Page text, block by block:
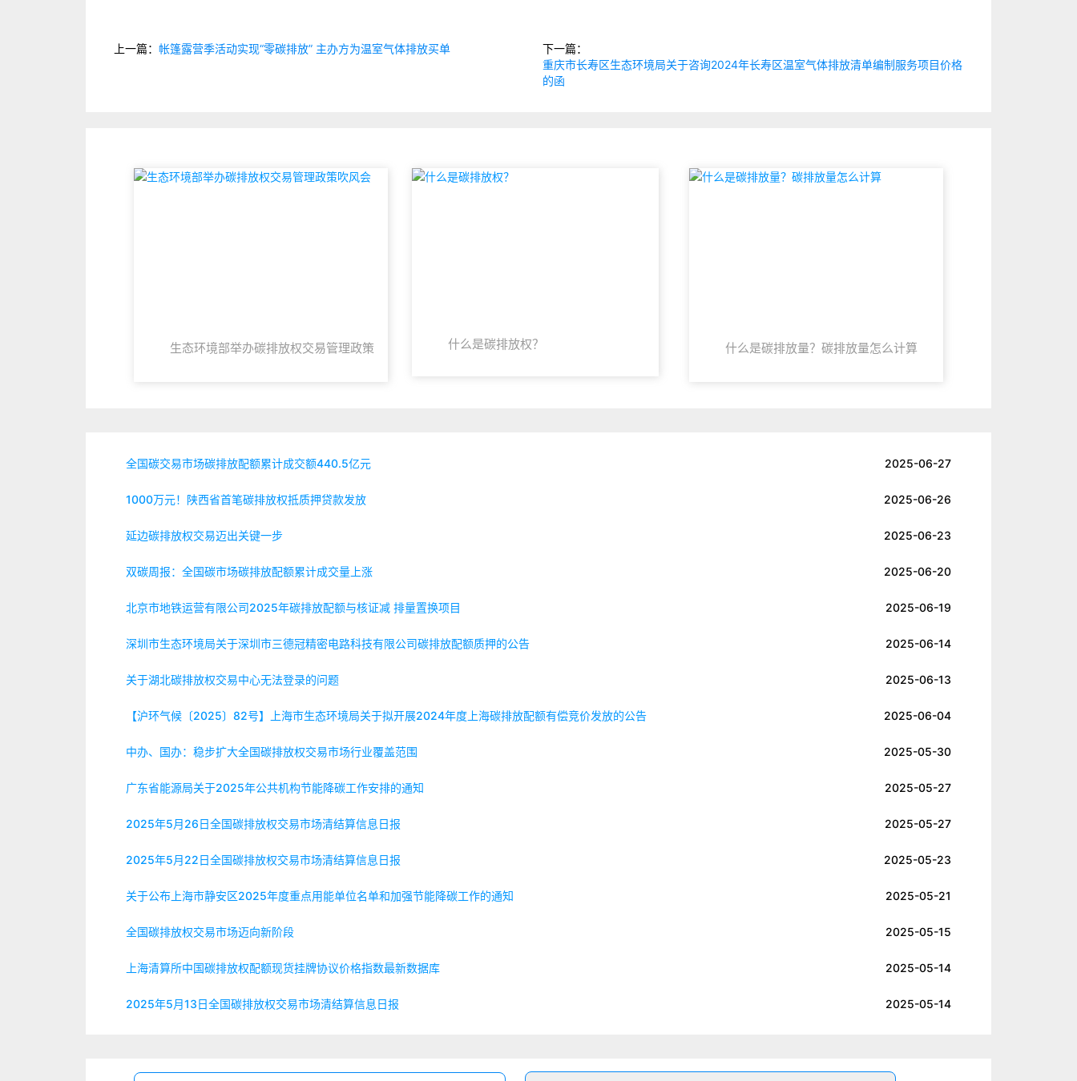
上一篇： 帐篷露营季活动实现“零碳排放” 主办方为温室气体排放买单
下一篇：
重庆市长寿区生态环境局关于咨询2024年长寿区温室气体排放清单编制服务项目价格
的函
生态环境部举办碳排放权交易管理政策
什么是碳排放权？ 什么是碳排放量？碳排放量怎么计算
全国碳交易市场碳排放配额累计成交额440.5亿元 2025-06-27
1000万元！陕西省首笔碳排放权抵质押贷款发放 2025-06-26
延边碳排放权交易迈出关键一步 2025-06-23
双碳周报：全国碳市场碳排放配额累计成交量上涨 2025-06-20
北京市地铁运营有限公司2025年碳排放配额与核证减 排量置换项目 2025-06-19
深圳市生态环境局关于深圳市三德冠精密电路科技有限公司碳排放配额质押的公告 2025-06-14
关于湖北碳排放权交易中心无法登录的问题 2025-06-13
【沪环气候〔2025〕82号】上海市生态环境局关于拟开展2024年度上海碳排放配额有偿竞价发放的公告 2025-06-04
中办、国办：稳步扩大全国碳排放权交易市场行业覆盖范围 2025-05-30
广东省能源局关于2025年公共机构节能降碳工作安排的通知 2025-05-27
2025年5月26日全国碳排放权交易市场清结算信息日报 2025-05-27
2025年5月22日全国碳排放权交易市场清结算信息日报 2025-05-23
关于公布上海市静安区2025年度重点用能单位名单和加强节能降碳工作的通知 2025-05-21
全国碳排放权交易市场迈向新阶段 2025-05-15
上海清算所中国碳排放权配额现货挂牌协议价格指数最新数据库 2025-05-14
2025年5月13日全国碳排放权交易市场清结算信息日报 2025-05-14